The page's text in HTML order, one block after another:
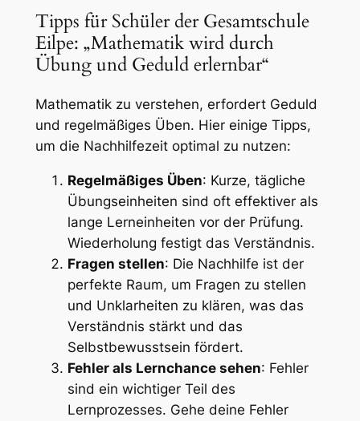
Tipps für Schüler der Gesamtschule
Eilpe: „Mathematik wird durch
Übung und Geduld erlernbar“
Mathematik zu verstehen, erfordert Geduld
und regelmäßiges Üben. Hier einige Tipps,
um die Nachhilfezeit optimal zu nutzen:
Regelmäßiges Üben: Kurze, tägliche
Übungseinheiten sind oft effektiver als
lange Lerneinheiten vor der Prüfung.
Wiederholung festigt das Verständnis.
Fragen stellen: Die Nachhilfe ist der
perfekte Raum, um Fragen zu stellen
und Unklarheiten zu klären, was das
Verständnis stärkt und das
Selbstbewusstsein fördert.
Fehler als Lernchance sehen: Fehler
sind ein wichtiger Teil des
Lernprozesses. Gehe deine Fehler